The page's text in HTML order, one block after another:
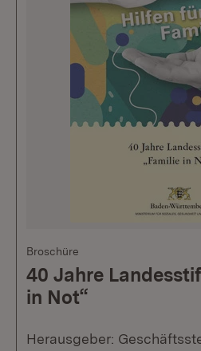
Broschüre
40 Jahre
in Not“
Herausgeber: